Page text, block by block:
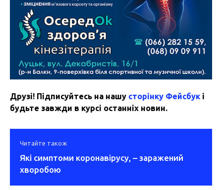
Друзі! Підписуйтесь на нашу сторінку Фейсбук і
будьте завжди в курсі останніх новин.
Читайте також
Які симптоми коронавірусу, – заражений
хворобою